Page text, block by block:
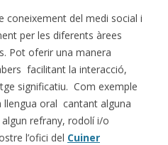
coneixement del medi social i
per les diferents àrees
Pot oferir una manera
facilitant la interacció,
significatiu. Com exemple
oral cantant alguna
refrany, rodolí i/o
l’ofici del Cuiner